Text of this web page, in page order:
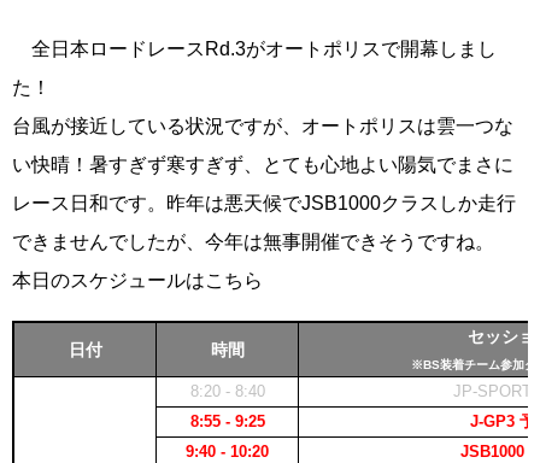
全日本ロードレースRd.3がオートポリスで開幕しまし
た！
台風が接近している状況ですが、オートポリスは雲一つな
い快晴！暑すぎず寒すぎず、とても心地よい陽気でまさに
レース日和です。昨年は悪天候でJSB1000クラスしか走行
できませんでしたが、今年は無事開催できそうですね。
本日のスケジュールはこちら
日付 時間
セッショ
※BS装着チーム参加ク
8:20 - 8:40
JP-SPORT
8:55 - 9:25
J-GP3 予
9:40 - 10:20
JSB1000